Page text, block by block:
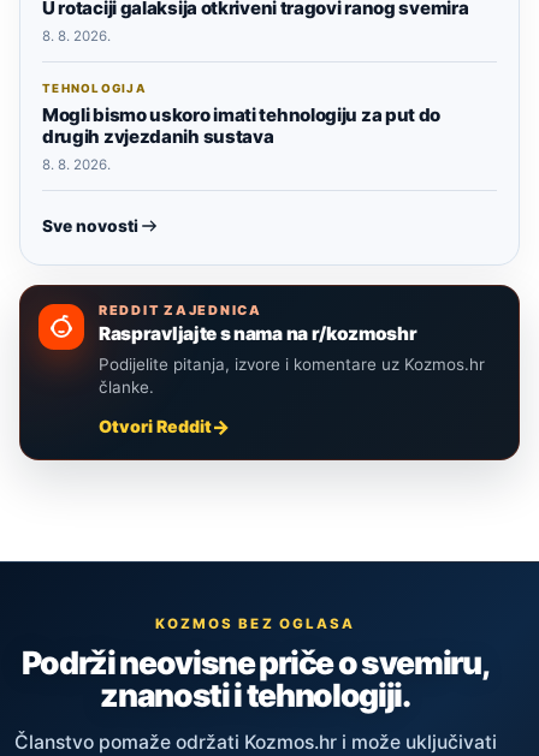
U rotaciji galaksija otkriveni tragovi ranog svemira
8. 8. 2026.
TEHNOLOGIJA
Mogli bismo uskoro imati tehnologiju za put do
drugih zvjezdanih sustava
8. 8. 2026.
Sve novosti
REDDIT ZAJEDNICA
Raspravljajte s nama na r/kozmoshr
Podijelite pitanja, izvore i komentare uz Kozmos.hr
članke.
Otvori Reddit
KOZMOS BEZ OGLASA
Podrži neovisne priče o svemiru,
znanosti i tehnologiji.
Članstvo pomaže održati Kozmos.hr i može uključivati